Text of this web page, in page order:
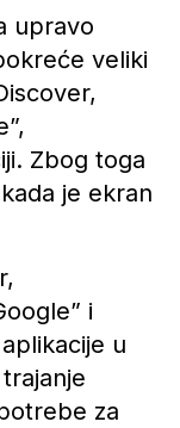
upravo
veliki
Zbog toga
je ekran
i
u
za